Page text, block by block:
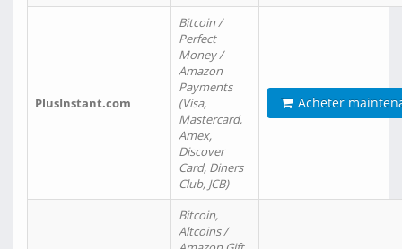
PlusInstant.com
Bitcoin /
Perfect
Money /
Amazon
Payments
(Visa,
Mastercard,
Amex,
Discover
Card, Diners
Club, JCB)
Acheter
Bitcoin,
Altcoins /